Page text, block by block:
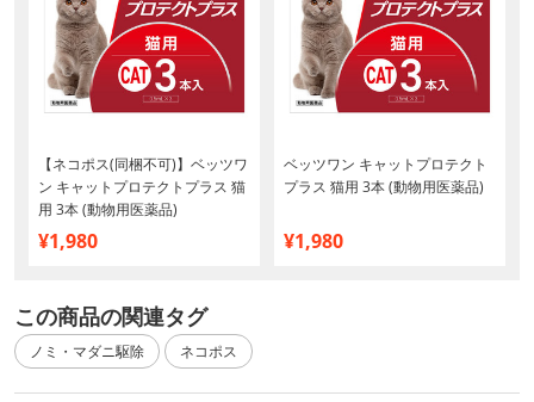
【ネコポス(同梱不可)】ベッツワ
ン キャットプロテクトプラス 猫
用 3本 (動物用医薬品)
¥1,980
ベッツワン キャットプロテクト
プラス 猫用 3本 (動物用医薬品)
¥1,980
この商品の関連タグ
ノミ・マダニ駆除 ネコポス